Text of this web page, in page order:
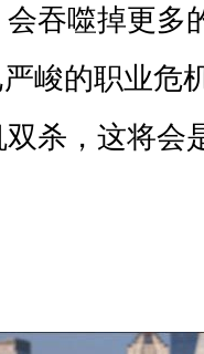
吞噬掉更多
的职业危
，这将会